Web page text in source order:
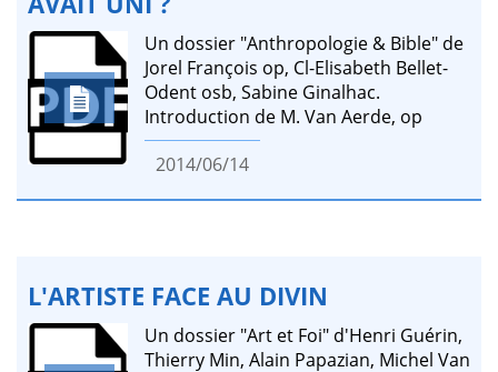
Un dossier "Anthropologie & Bible" de
Jorel François op, Cl-Elisabeth Bellet-
Odent osb, Sabine Ginalhac.
Introduction de M. Van Aerde, op
2014/06/14
L'ARTISTE FACE AU DIVIN
Un dossier "Art et Foi" d'Henri Guérin,
Thierry Min, Alain Papazian, Michel Van